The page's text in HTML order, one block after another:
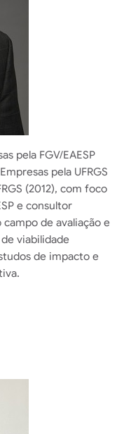
pela FGV/EAESP
pela UFRGS
(2012), com foco
e consultor
de avaliação e
viabilidade
de impacto e